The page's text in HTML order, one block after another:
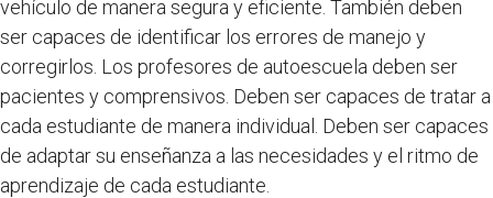
vehículo de manera segura y eficiente. También deben
ser capaces de identificar los errores de manejo y
corregirlos. Los profesores de autoescuela deben ser
pacientes y comprensivos. Deben ser capaces de tratar a
cada estudiante de manera individual. Deben ser capaces
de adaptar su enseñanza a las necesidades y el ritmo de
aprendizaje de cada estudiante.